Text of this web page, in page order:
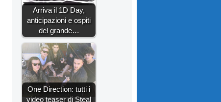
Arriva il 1D Day,
anticipazioni e ospiti
del grande…
One Direction: tutti i
video teaser di Steal